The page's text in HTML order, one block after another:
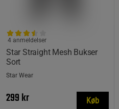
Star Straight Mesh Bukser
Sort
4 anmeldelser
Star Wear
299 kr Køb